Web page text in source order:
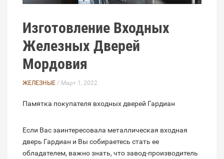
Изготовление Входных
Железных Дверей
Мордовия
ЖЕЛЕЗНЫЕ / Март 1, 2022
Памятка покупателя входных дверей Гардиан
Если Вас заинтересовала металлическая входная
дверь Гардиан и Вы собираетесь стать ее
обладателем, важно знать, что завод-производитель